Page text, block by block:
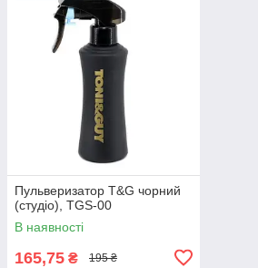
Пульверизатор T&G чорний
(студіо), TGS-00
В наявності
165,75 ₴ 195 ₴